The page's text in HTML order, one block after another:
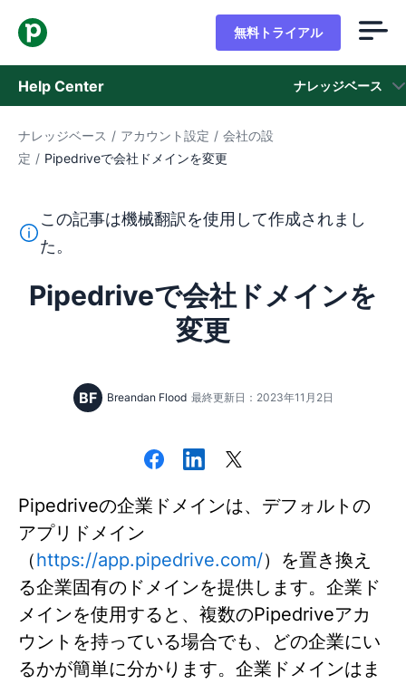
無料トライアル
Help Center ナレッジベース
ナレッジベース
サポートに問い合わせる
ナレッジベース / アカウント設定 / 会社の設
定 / Pipedriveで会社ドメインを変更
このテキストは機械翻訳ツールを使用して英語から翻訳
この記事は機械翻訳を使用して作成されまし
た。
Pipedriveで会社ドメインを
変更
BF Breandan Flood 最終更新日：2023年11月2日
Pipedriveの企業ドメインは、デフォルトの
アプリドメイン
（https://app.pipedrive.com/）を置き換え
る企業固有のドメインを提供します。企業ド
メインを使用すると、複数のPipedriveアカ
ウントを持っている場合でも、どの企業にい
るかが簡単に分かります。企業ドメインはま